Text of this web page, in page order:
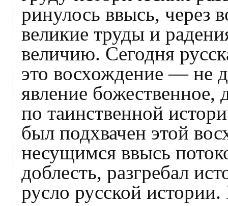
ринулось ввысь, через
великие труды и
величию. Сегодня
это восхождение — не
явление
по таинственной
был подхвачен этой
несущимся ввысь
доблесть, разгребал
русло русской